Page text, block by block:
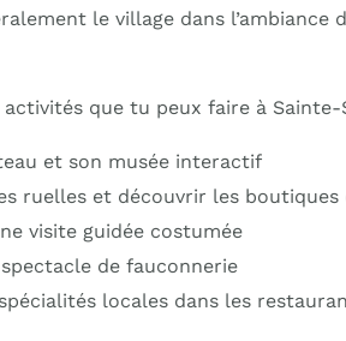
le village dans l’ambiance
que tu peux faire à Sainte-
et son musée interactif
ruelles et découvrir les boutiques
visite guidée costumée
de fauconnerie
locales dans les